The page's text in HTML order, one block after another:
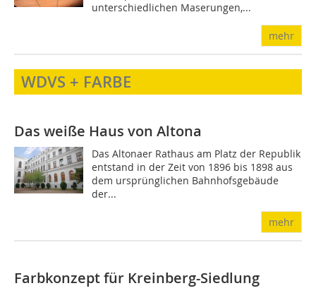
unterschiedlichen Maserungen,...
mehr
WDVS + FARBE
Das weiße Haus von Altona
Das Altonaer Rathaus am Platz der Republik
entstand in der Zeit von 1896 bis 1898 aus
dem ursprünglichen Bahnhofsgebäude
der...
mehr
Farbkonzept für Kreinberg-Siedlung